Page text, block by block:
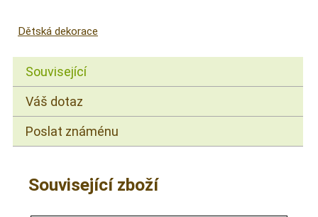
Dětská dekorace
Související
Váš dotaz
Poslat známénu
Související zboží